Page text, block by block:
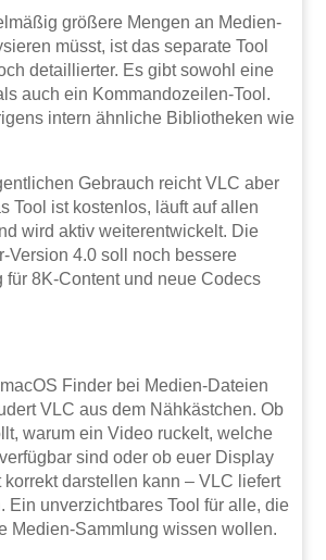
größere Mengen an Medien-
müsst, ist das separate Tool
detaillierter. Es gibt sowohl eine
auch ein Kommandozeilen-Tool.
intern ähnliche Bibliotheken wie
Gebrauch reicht VLC aber
Tool ist kostenlos, läuft auf allen
wird aktiv weiterentwickelt. Die
Version 4.0 soll noch bessere
für 8K-Content und neue Codecs
Finder bei Medien-Dateien
VLC aus dem Nähkästchen. Ob
warum ein Video ruckelt, welche
sind oder ob euer Display
korrekt darstellen kann – VLC liefert
Ein unverzichtbares Tool für alle, die
Medien-Sammlung wissen wollen.